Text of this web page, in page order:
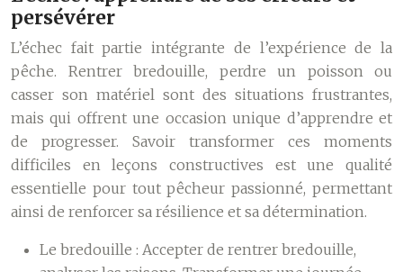
persévérer
L’échec fait partie intégrante de l’expérience de la
pêche. Rentrer bredouille, perdre un poisson ou
casser son matériel sont des situations frustrantes,
mais qui offrent une occasion unique d’apprendre et
de progresser. Savoir transformer ces moments
difficiles en leçons constructives est une qualité
essentielle pour tout pêcheur passionné, permettant
ainsi de renforcer sa résilience et sa détermination.
Le bredouille : Accepter de rentrer bredouille,